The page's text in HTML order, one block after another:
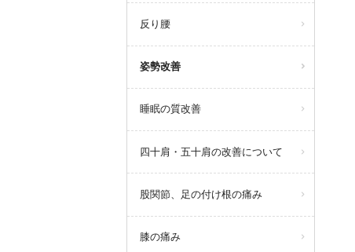
反り腰
姿勢改善
睡眠の質改善
四十肩・五十肩の改善について
股関節、足の付け根の痛み
膝の痛み